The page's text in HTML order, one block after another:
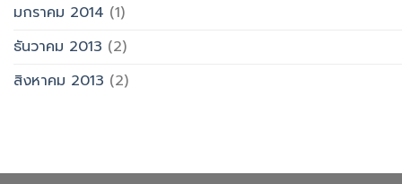
มกราคม 2014 (1)
ธันวาคม 2013 (2)
สิงหาคม 2013 (2)